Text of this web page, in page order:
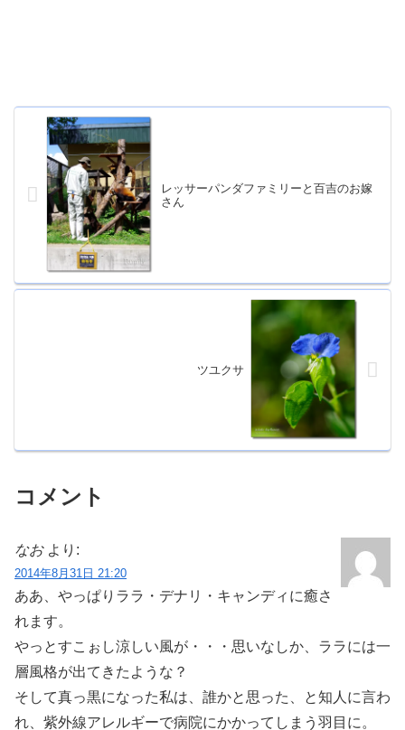
レッサーパンダファミリーと百吉のお嫁
さん
ツユクサ
コメント
なお より:
2014年8月31日 21:20
ああ、やっぱりララ・デナリ・キャンディに癒さ
れます。
やっとすこぉし涼しい風が・・・思いなしか、ララには一
層風格が出てきたような？
そして真っ黒になった私は、誰かと思った、と知人に言わ
れ、紫外線アレルギーで病院にかかってしまう羽目に。